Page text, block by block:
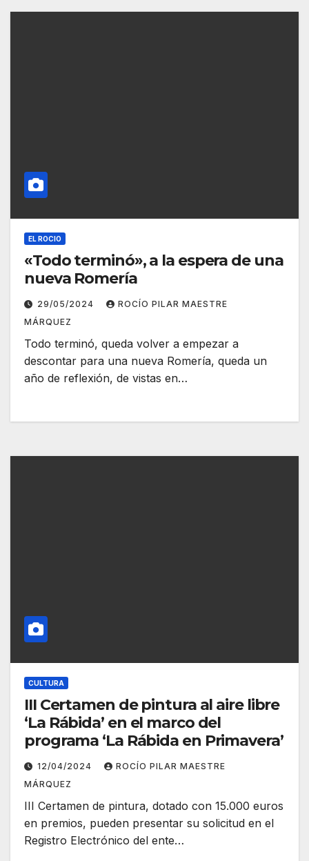
EL ROCIO
«Todo terminó», a la espera de una
nueva Romería
29/05/2024
ROCÍO PILAR MAESTRE
MÁRQUEZ
Todo terminó, queda volver a empezar a
descontar para una nueva Romería, queda un
año de reflexión, de vistas en…
CULTURA
III Certamen de pintura al aire libre
‘La Rábida’ en el marco del
programa ‘La Rábida en Primavera’
12/04/2024
ROCÍO PILAR MAESTRE
MÁRQUEZ
III Certamen de pintura, dotado con 15.000 euros
en premios, pueden presentar su solicitud en el
Registro Electrónico del ente…